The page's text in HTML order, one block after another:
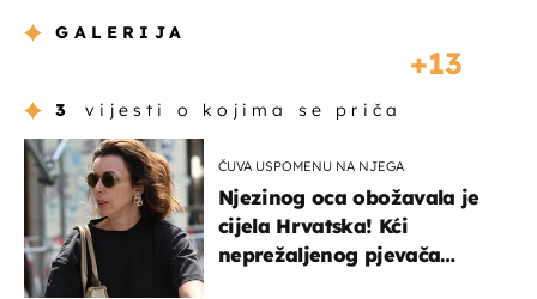
GALERIJA
13
3 vijesti o kojima se priča
ČUVA USPOMENU NA NJEGA
Njezinog oca obožavala je
cijela Hrvatska! Kći
neprežaljenog pjevača